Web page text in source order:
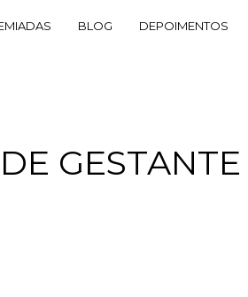
BLOG DEPOIMENTOS